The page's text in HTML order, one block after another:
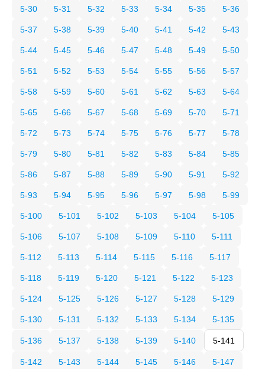
5-30 5-31 5-32 5-33 5-34 5-35 5-36
5-37 5-38 5-39 5-40 5-41 5-42 5-43
5-44 5-45 5-46 5-47 5-48 5-49 5-50
5-51 5-52 5-53 5-54 5-55 5-56 5-57
5-58 5-59 5-60 5-61 5-62 5-63 5-64
5-65 5-66 5-67 5-68 5-69 5-70 5-71
5-72 5-73 5-74 5-75 5-76 5-77 5-78
5-79 5-80 5-81 5-82 5-83 5-84 5-85
5-86 5-87 5-88 5-89 5-90 5-91 5-92
5-93 5-94 5-95 5-96 5-97 5-98 5-99
5-100 5-101 5-102 5-103 5-104 5-105
5-106 5-107 5-108 5-109 5-110 5-111
5-112 5-113 5-114 5-115 5-116 5-117
5-118 5-119 5-120 5-121 5-122 5-123
5-124 5-125 5-126 5-127 5-128 5-129
5-130 5-131 5-132 5-133 5-134 5-135
5-136 5-137 5-138 5-139 5-140 5-141
5-142 5-143 5-144 5-145 5-146 5-147